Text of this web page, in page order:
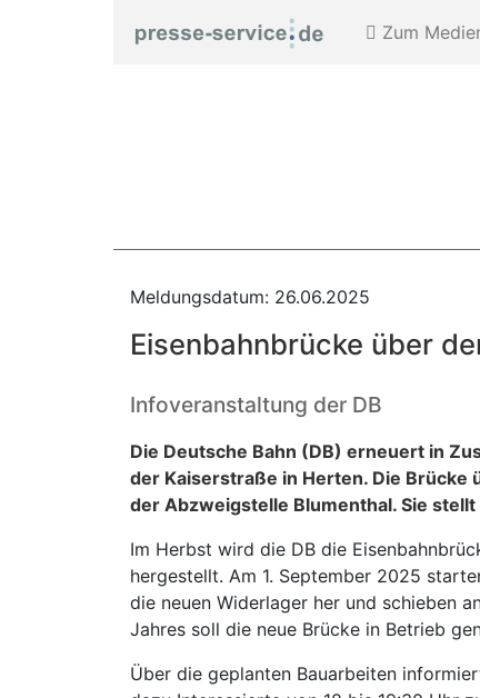
Zum
Meldungsdatum: 26.06.2025
Eisenbahnbrücke über
Infoveranstaltung der DB
Die Deutsche Bahn (DB) erneuert in
der Kaiserstraße in Herten. Die
der Abzweig­stelle Blumenthal. Sie
Im Herbst wird die DB die
hergestellt. Am 1. September 2025
die neuen Widerlager her und schieben
Jahres soll die neue Brücke in Betrieb
Über die geplanten Bauarbeiten